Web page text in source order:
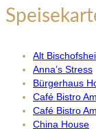
Alt
Anna’s Stress
Bürgerhaus
Café Bistro
Café Bistro
China House